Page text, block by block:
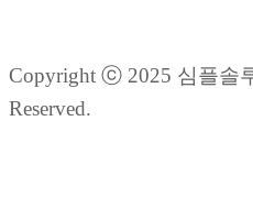
Copyright ⓒ 2025 심플솔
Reserved.